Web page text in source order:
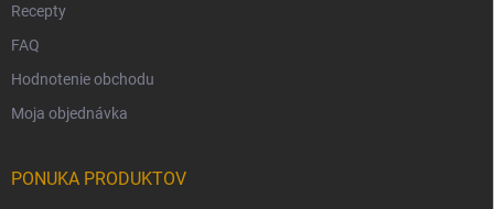
Recepty
FAQ
Hodnotenie obchodu
Moja objednávka
PONUKA PRODUKTOV